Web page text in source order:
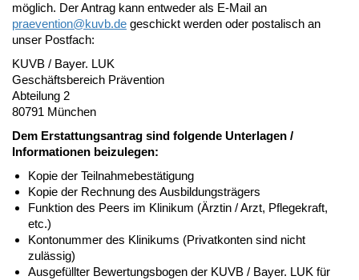
möglich. Der Antrag kann entweder als E-Mail an
praevention@kuvb.de geschickt werden oder postalisch an
unser Postfach:
KUVB / Bayer. LUK
Geschäftsbereich Prävention
Abteilung 2
80791 München
Dem Erstattungsantrag sind folgende Unterlagen /
Informationen beizulegen:
Kopie der Teilnahmebestätigung
Kopie der Rechnung des Ausbildungsträgers
Funktion des Peers im Klinikum (Ärztin / Arzt, Pflegekraft,
etc.)
Kontonummer des Klinikums (Privatkonten sind nicht
zulässig)
Ausgefüllter Bewertungsbogen der KUVB / Bayer. LUK für